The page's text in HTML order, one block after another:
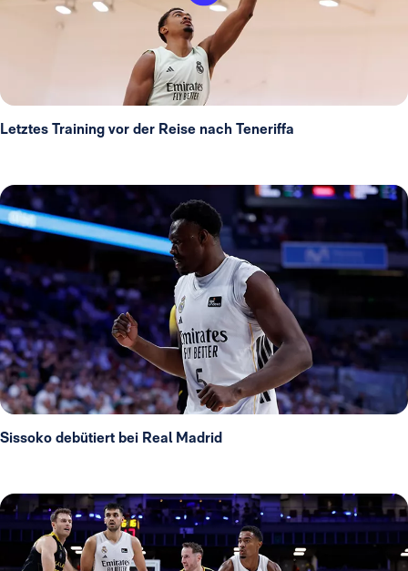
Letztes Training vor der Reise nach Teneriffa
Sissoko debütiert bei Real Madrid